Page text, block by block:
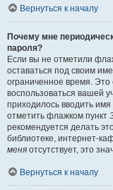
Вернуться к началу
Почему мне
пароля?
Если вы не отметили
оставаться под своим
ограниченное время. Это
воспользоваться вашей
приходилось вводить
отметить флажком пункт
рекомендуется делать
библиотеке, интернет-
меня отсутствует, это
Вернуться к началу